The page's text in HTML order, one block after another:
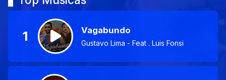
1 Vagabundo
Gustavo Lima - Feat . Luis Fonsi